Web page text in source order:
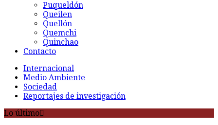
Puqueldón
Queilen
Quellón
Quemchi
Quinchao
Contacto
Internacional
Medio Ambiente
Sociedad
Reportajes de investigación
Lo último